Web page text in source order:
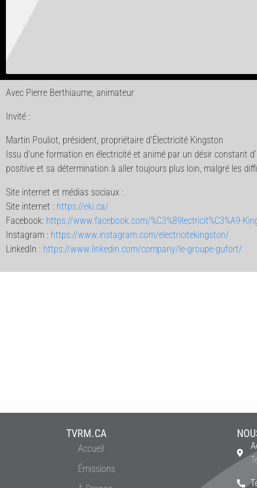
Avec Pierre Berthiaume, animateur
Invité :
Martin Pouliot, président, propriétaire d’Électricité Kingston
Issu d’une formation en électricité et animé par un désir constant
positive et sa détermination à aller toujours plus loin, malgré les
Site internet et médias sociaux :
Site internet : https://eki.ca/
Facebook: https://www.facebook.com/%C3%89lectricit%C3%A9-
Instagram : https://www.instagram.com/electricitekingston/
LinkedIn : https://www.linkedin.com/company/le-groupe-gufort/
TVRM.CA
Accueil
Émissions